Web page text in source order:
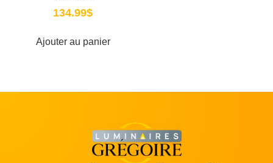
134.99$
Ajouter au panier